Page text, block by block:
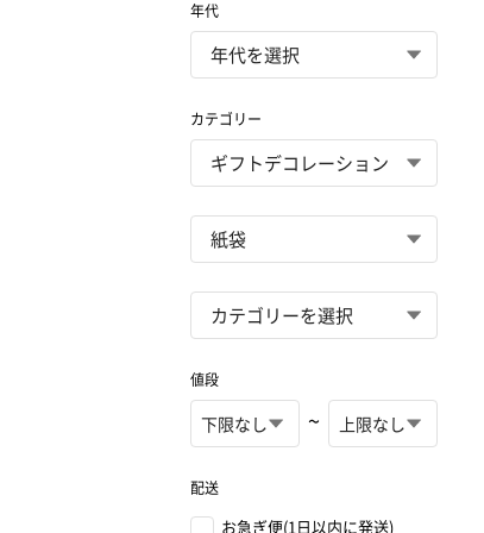
年代
カテゴリー
値段
~
配送
お急ぎ便(1日以内に発送)